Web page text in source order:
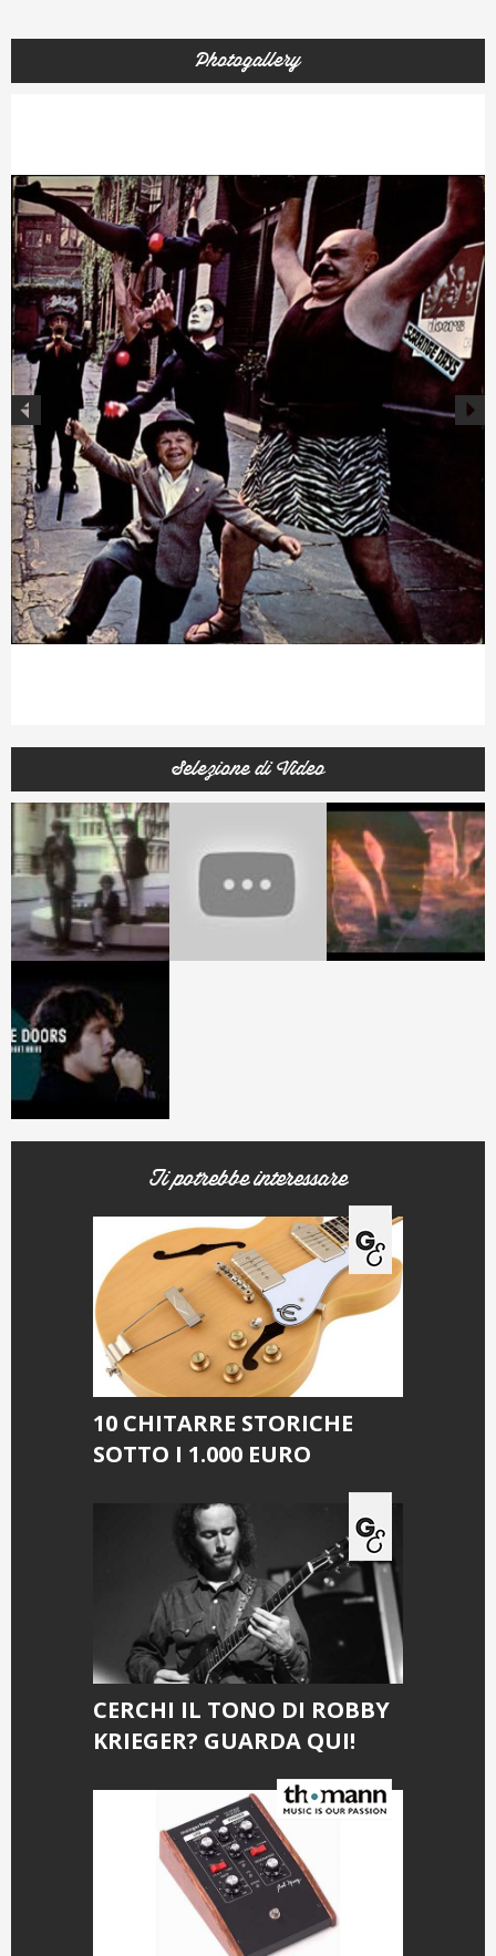
Photogallery
Selezione di Video
Ti potrebbe interessare
10 CHITARRE STORICHE
SOTTO I 1.000 EURO
CERCHI IL TONO DI ROBBY
KRIEGER? GUARDA QUI!